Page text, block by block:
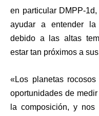
en particular DMPP-
ayudar a entender
debido a las altas
estar tan próximos a
«Los planetas
oportunidades de
la composición, y